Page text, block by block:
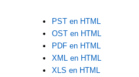
PST en HTML
OST en HTML
PDF en HTML
XML en HTML
XLS en HTML